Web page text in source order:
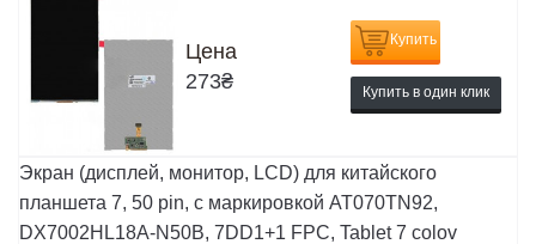
Цена
273₴
Купить
Купить в один клик
Экран (дисплей, монитор, LCD) для китайского
планшета 7, 50 pin, с маркировкой AT070TN92,
DX7002HL18A-N50B, 7DD1+1 FPC, Tablet 7 colov